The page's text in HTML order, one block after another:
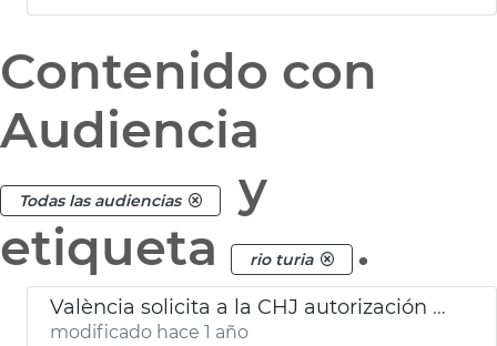
Contenido con
Audiencia
Todas las audiencias
y
etiqueta
rio turia .
València solicita a la CHJ autorización para limipar el cauce del Turia
modificado hace 1 año